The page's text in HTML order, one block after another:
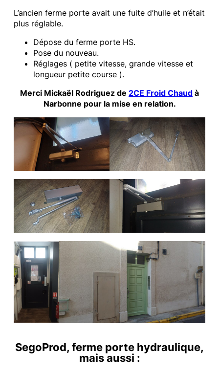
L’ancien ferme porte avait une fuite d’huile et n’était
plus réglable.
Dépose du ferme porte HS.
Pose du nouveau.
Réglages ( petite vitesse, grande vitesse et
longueur petite course ).
Merci Mickaël Rodriguez de 2CE Froid Chaud à
Narbonne pour la mise en relation.
SegoProd, ferme porte hydraulique,
mais aussi :